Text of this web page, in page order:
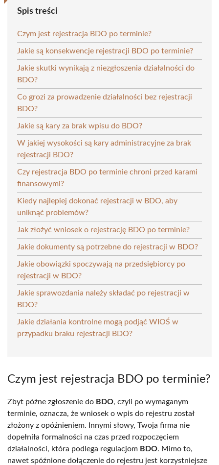
Spis treści
Czym jest rejestracja BDO po terminie?
Jakie są konsekwencje rejestracji BDO po terminie?
Jakie skutki wynikają z niezgłoszenia działalności do
BDO?
Co grozi za prowadzenie działalności bez rejestracji
BDO?
Jakie są kary za brak wpisu do BDO?
W jakiej wysokości są kary administracyjne za brak
rejestracji BDO?
Czy rejestracja BDO po terminie chroni przed karami
finansowymi?
Kiedy najlepiej dokonać rejestracji w BDO, aby
uniknąć problemów?
Jak złożyć wniosek o rejestrację BDO po terminie?
Jakie dokumenty są potrzebne do rejestracji w BDO?
Jakie obowiązki spoczywają na przedsiębiorcy po
rejestracji w BDO?
Jakie sprawozdania należy składać po rejestracji w
BDO?
Jakie działania kontrolne mogą podjąć WIOŚ w
przypadku braku rejestracji BDO?
Czym jest rejestracja BDO po terminie?
Zbyt późne zgłoszenie do BDO, czyli po wymaganym
terminie, oznacza, że wniosek o wpis do rejestru został
złożony z opóźnieniem. Innymi słowy, Twoja firma nie
dopełniła formalności na czas przed rozpoczęciem
działalności, która podlega regulacjom BDO. Mimo to,
nawet spóźnione dołączenie do rejestru jest korzystniejsze